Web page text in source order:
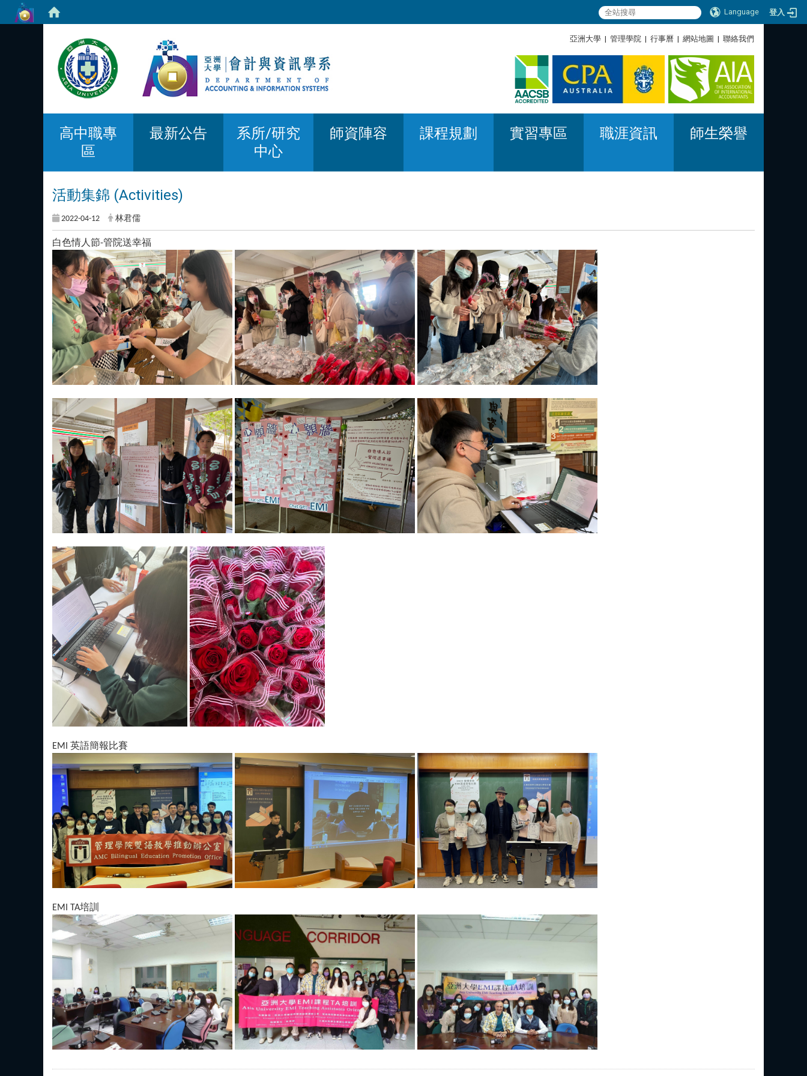
Language 登入
:::
亞洲大學 | 管理學院 | 行事曆 | 網站地圖 | 聯絡我們
高中職專
區
最新公告
系所/研究
中心
師資陣容 課程規劃 實習專區 職涯資訊 師生榮譽
活動集錦 (Activities)
2022-04-12 林君儒
白色情人節-管院送幸福
EMI 英語簡報比賽
EMI TA培訓